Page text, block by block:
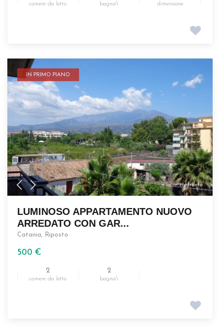
camere da letto bagno/i dimensione
confronta
IN PRIMO PIANO
LUMINOSO APPARTAMENTO NUOVO
ARREDATO CON GAR...
Catania Riposto
500 €
2
camere da letto
2
bagno/i